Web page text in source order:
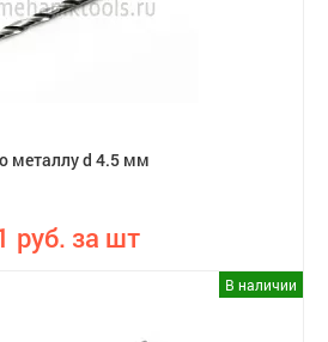
металлу d 4.5 мм
руб. за шт
В наличии